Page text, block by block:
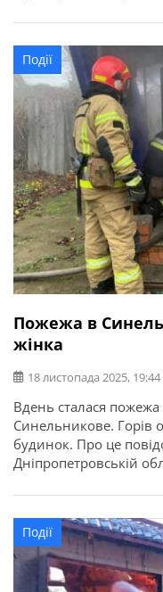
області. Під час
виявили всередині
1962 років
домашнього вжитку
ліквідовано на
Події
Пожежа в
жінка
18 листопада 2025, 19:44
Вдень сталася пожежа
Синельникове. Горів
будинок. Про це
Дніпропетровській
ліквідації пожежі,
оселі тіло жінки,
Події